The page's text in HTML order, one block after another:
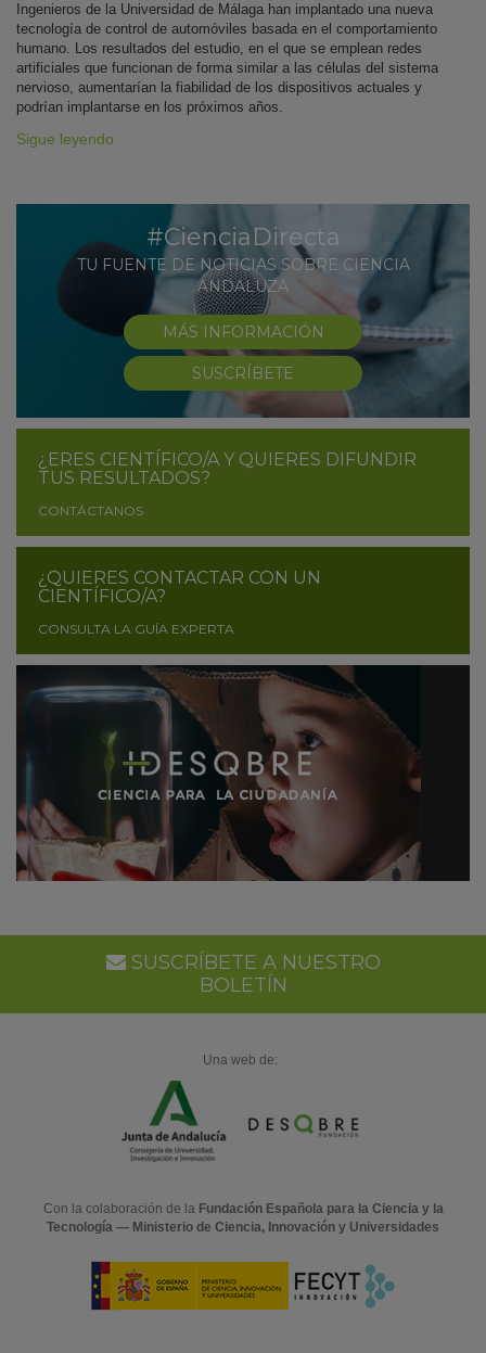
Ingenieros de la Universidad de Málaga han implantado una nueva
tecnología de control de automóviles basada en el comportamiento
humano. Los resultados del estudio, en el que se emplean redes
artificiales que funcionan de forma similar a las células del sistema
nervioso, aumentarían la fiabilidad de los dispositivos actuales y
podrían implantarse en los próximos años.
Sigue leyendo
#CienciaDirecta
TU FUENTE DE NOTICIAS SOBRE CIENCIA
ANDALUZA
MÁS INFORMACIÓN
SUSCRÍBETE
¿ERES CIENTÍFICO/A Y QUIERES DIFUNDIR
TUS RESULTADOS?
CONTÁCTANOS
¿QUIERES CONTACTAR CON UN
CIENTÍFICO/A?
CONSULTA LA GUÍA EXPERTA
SUSCRÍBETE A NUESTRO
BOLETÍN
Una web de:
Con la colaboración de la Fundación Española para la Ciencia y la
Tecnología — Ministerio de Ciencia, Innovación y Universidades